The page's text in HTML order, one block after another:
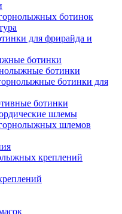
ботинок
для фрирайда и
ботинки
ботинки
ботинки для
ботинки
шлемы
шлемов
креплений